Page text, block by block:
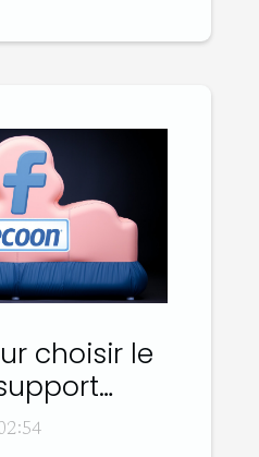
choisir le
gonflable